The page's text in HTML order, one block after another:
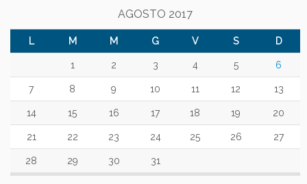
AGOSTO 2017
L M M G V S D
1 2 3 4 5 6
7 8 9 10 11 12 13
14 15 16 17 18 19 20
21 22 23 24 25 26 27
28 29 30 31